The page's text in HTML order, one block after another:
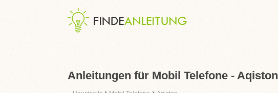
Anleitungen für Mobil Telefone - Aqiston